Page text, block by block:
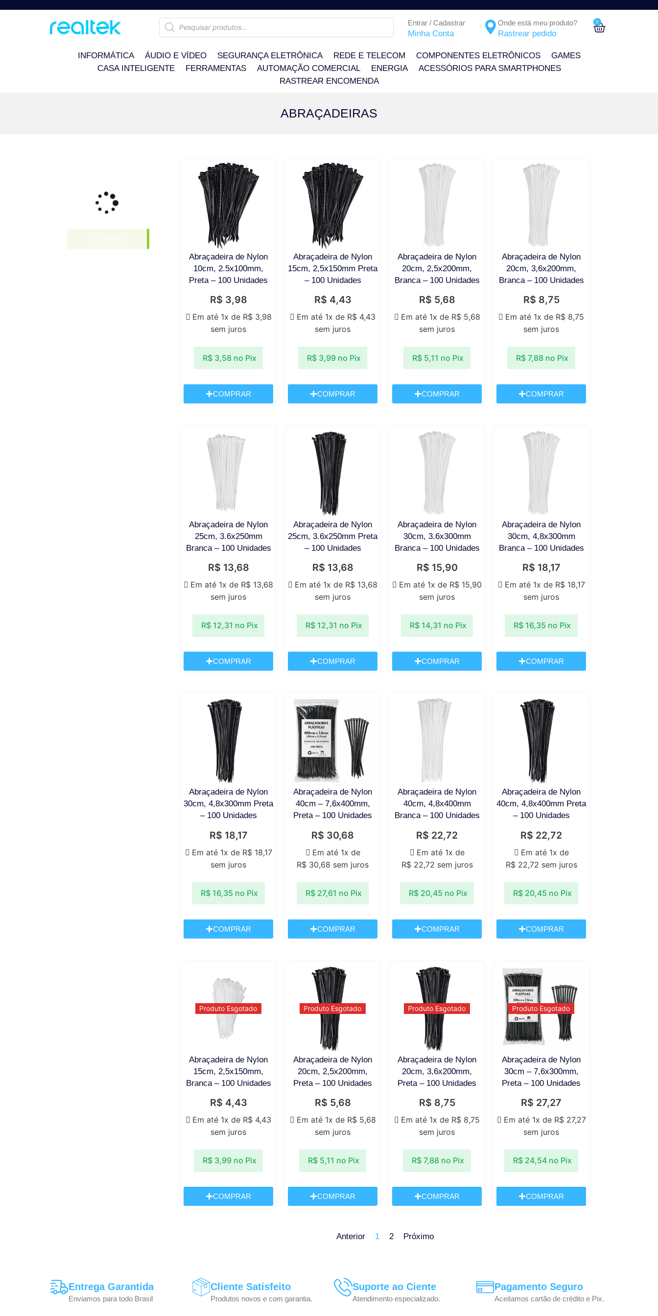
Entrar / Cadastrar
Minha Conta
Onde está meu produto?
Rastrear pedido
0
INFORMÁTICA ÁUDIO E VÍDEO SEGURANÇA ELETRÔNICA REDE E TELECOM COMPONENTES ELETRÔNICOS
GAMES
CASA INTELIGENTE
FERRAMENTAS AUTOMAÇÃO COMERCIAL ENERGIA
ACESSÓRIOS PARA SMARTPHONES
RASTREAR ENCOMENDA
ABRAÇADEIRAS
Abraçadeira de Nylon
10cm, 2.5x100mm,
Preta – 100 Unidades
R$ 3,98
Em até 1x de R$3,98
sem juros
R$3,58 no Pix
COMPRAR
Abraçadeira de Nylon
15cm, 2,5x150mm Preta
– 100 Unidades
R$ 4,43
Em até 1x de R$ 4,43
sem juros
R$3,99 no Pix
COMPRAR
Abraçadeira de Nylon
20cm, 2,5x200mm,
Branca – 100 Unidades
R$ 5,68
Em até 1x de R$5,68
sem juros
R$ 5,11 no Pix
COMPRAR
Abraçadeira de Nylon
20cm, 3,6x200mm,
Branca – 100 Unidades
R$ 8,75
Em até 1x de R$ 8,75
sem juros
R$ 7,88 no Pix
COMPRAR
Abraçadeira de Nylon
25cm, 3.6x250mm
Branca – 100 Unidades
R$ 13,68
Em até 1x de R$ 13,68
sem juros
R$12,31 no Pix
COMPRAR
Abraçadeira de Nylon
25cm, 3.6x250mm Preta
– 100 Unidades
R$ 13,68
Em até 1x de R$ 13,68
sem juros
R$12,31 no Pix
COMPRAR
Abraçadeira de Nylon
30cm, 3.6x300mm
Branca – 100 Unidades
R$ 15,90
Em até 1x de R$ 15,90
sem juros
R$14,31 no Pix
COMPRAR
Abraçadeira de Nylon
30cm, 4,8x300mm
Branca – 100 Unidades
R$ 18,17
Em até 1x de R$18,17
sem juros
R$ 16,35 no Pix
COMPRAR
Abraçadeira de Nylon
30cm, 4,8x300mm Preta
– 100 Unidades
R$ 18,17
Em até 1x de R$18,17
sem juros
R$ 16,35 no Pix
COMPRAR
Abraçadeira de Nylon
40cm – 7,6x400mm,
Preta – 100 Unidades
R$ 30,68
Em até 1x de
R$ 30,68 sem juros
R$ 27,61 no Pix
COMPRAR
Abraçadeira de Nylon
40cm, 4,8x400mm
Branca – 100 Unidades
R$ 22,72
Em até 1x de
R$22,72 sem juros
R$20,45 no Pix
COMPRAR
Abraçadeira de Nylon
40cm, 4,8x400mm Preta
– 100 Unidades
R$ 22,72
Em até 1x de
R$22,72 sem juros
R$20,45 no Pix
COMPRAR
Produto Esgotado
Abraçadeira de Nylon
15cm, 2,5x150mm,
Branca – 100 Unidades
R$ 4,43
Em até 1x de R$ 4,43
sem juros
R$3,99 no Pix
COMPRAR
Produto Esgotado
Abraçadeira de Nylon
20cm, 2,5x200mm,
Preta – 100 Unidades
R$ 5,68
Em até 1x de R$5,68
sem juros
R$ 5,11 no Pix
COMPRAR
Produto Esgotado
Abraçadeira de Nylon
20cm, 3,6x200mm,
Preta – 100 Unidades
R$ 8,75
Em até 1x de R$ 8,75
sem juros
R$ 7,88 no Pix
COMPRAR
Produto Esgotado
Abraçadeira de Nylon
30cm – 7,6x300mm,
Preta – 100 Unidades
R$ 27,27
Em até 1x de R$27,27
sem juros
R$24,54 no Pix
COMPRAR
Anterior 1 2 Próximo
Entrega Garantida
Enviamos para todo Brasil
Cliente Satisfeito
Produtos novos e com garantia.
Suporte ao Ciente
Atendimento especializado.
Pagamento Seguro
Aceitamos cartão de crédito e Pix.